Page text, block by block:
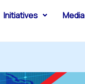
Initiatives Media